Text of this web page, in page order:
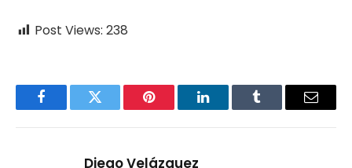
Post Views: 238
FacebookTwitter Pinterest LinkedInTumblr Email
Diego Velázquez